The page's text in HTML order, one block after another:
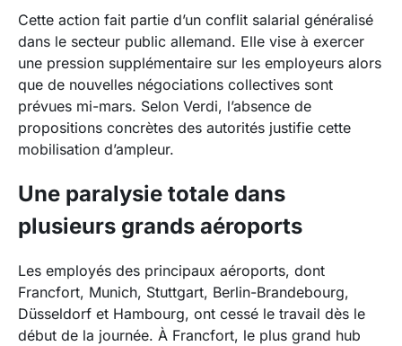
Cette action fait partie d’un conflit salarial généralisé
dans le secteur public allemand. Elle vise à exercer
une pression supplémentaire sur les employeurs alors
que de nouvelles négociations collectives sont
prévues mi-mars. Selon Verdi, l’absence de
propositions concrètes des autorités justifie cette
mobilisation d’ampleur.
Une paralysie totale dans
plusieurs grands aéroports
Les employés des principaux aéroports, dont
Francfort, Munich, Stuttgart, Berlin-Brandebourg,
Düsseldorf et Hambourg, ont cessé le travail dès le
début de la journée. À Francfort, le plus grand hub